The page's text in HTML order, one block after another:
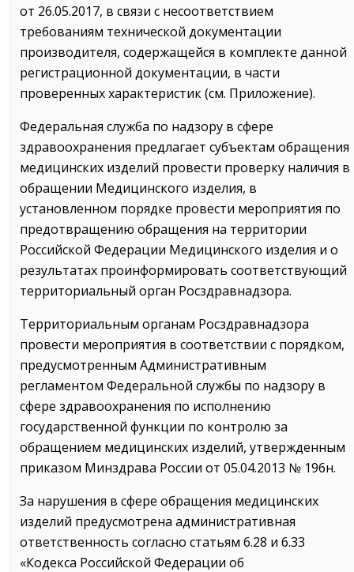
от 26.05.2017, в связи с несоответствием
требованиям технической документации
производителя, содержащейся в комплекте данной
регистрационной документации, в части
проверенных характеристик (см. Приложение).
Федеральная служба по надзору в сфере
здравоохранения предлагает субъектам обращения
медицинских изделий провести проверку наличия в
обращении Медицинского изделия, в
установленном порядке провести мероприятия по
предотвращению обращения на территории
Российской Федерации Медицинского изделия и о
результатах проинформировать соответствующий
территориальный орган Росздравнадзора.
Территориальным органам Росздравнадзора
провести мероприятия в соответствии с порядком,
предусмотренным Административным
регламентом Федеральной службы по надзору в
сфере здравоохранения по исполнению
государственной функции по контролю за
обращением медицинских изделий, утвержденным
приказом Минздрава России от 05.04.2013 № 196н.
За нарушения в сфере обращения медицинских
изделий предусмотрена административная
ответственность согласно статьям 6.28 и 6.33
«Кодекса Российской Федерации об